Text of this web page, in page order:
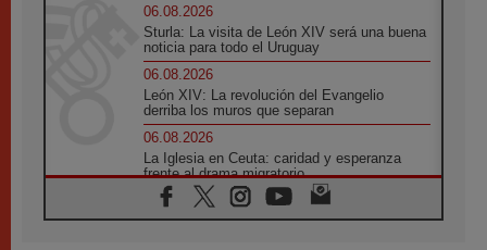
06.08.2026
Sturla: La visita de León XIV será una buena
noticia para todo el Uruguay
06.08.2026
León XIV: La revolución del Evangelio
derriba los muros que separan
06.08.2026
La Iglesia en Ceuta: caridad y esperanza
frente al drama migratorio
06.08.2026
La visita del Papa a Perú será un tiempo de